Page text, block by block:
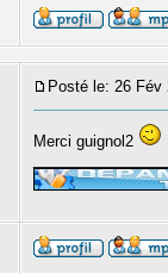
Posté le: 26 Fév
Merci guignol2